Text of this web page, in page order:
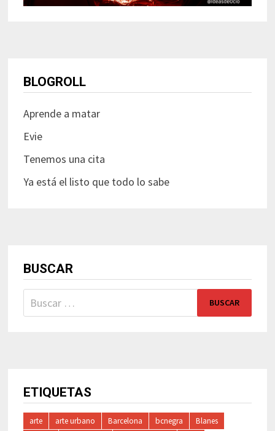
BLOGROLL
Aprende a matar
Evie
Tenemos una cita
Ya está el listo que todo lo sabe
BUSCAR
Buscar:
ETIQUETAS
arte arte urbano Barcelona bcnegra Blanes